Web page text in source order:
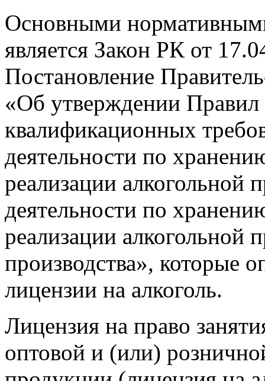
Основными
является Закон РК от
Постановление
«Об утверждении Правил
квалификационных
деятельности по
реализации алкогольной
деятельности по
реализации алкогольной
производства», которые
лицензии на алкоголь.
Лицензия на право
оптовой и (или)